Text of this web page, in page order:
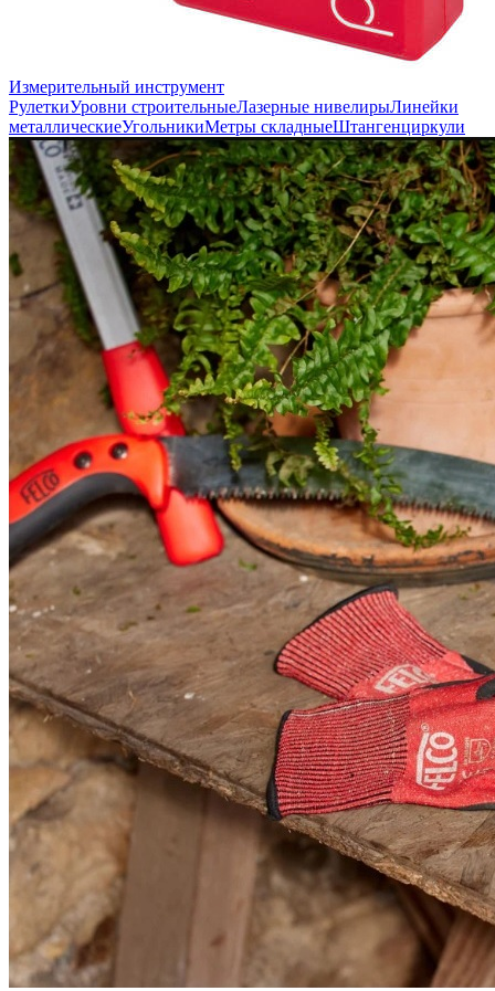
Измерительный инструмент
РулеткиУровни строительныеЛазерные нивелирыЛинейки
металлическиеУгольникиМетры складныеШтангенциркули